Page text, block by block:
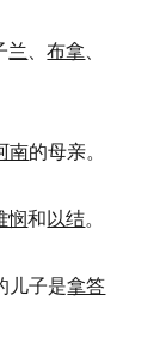
兰、布拿、
南的母亲。
悯和以结。
儿子是拿答